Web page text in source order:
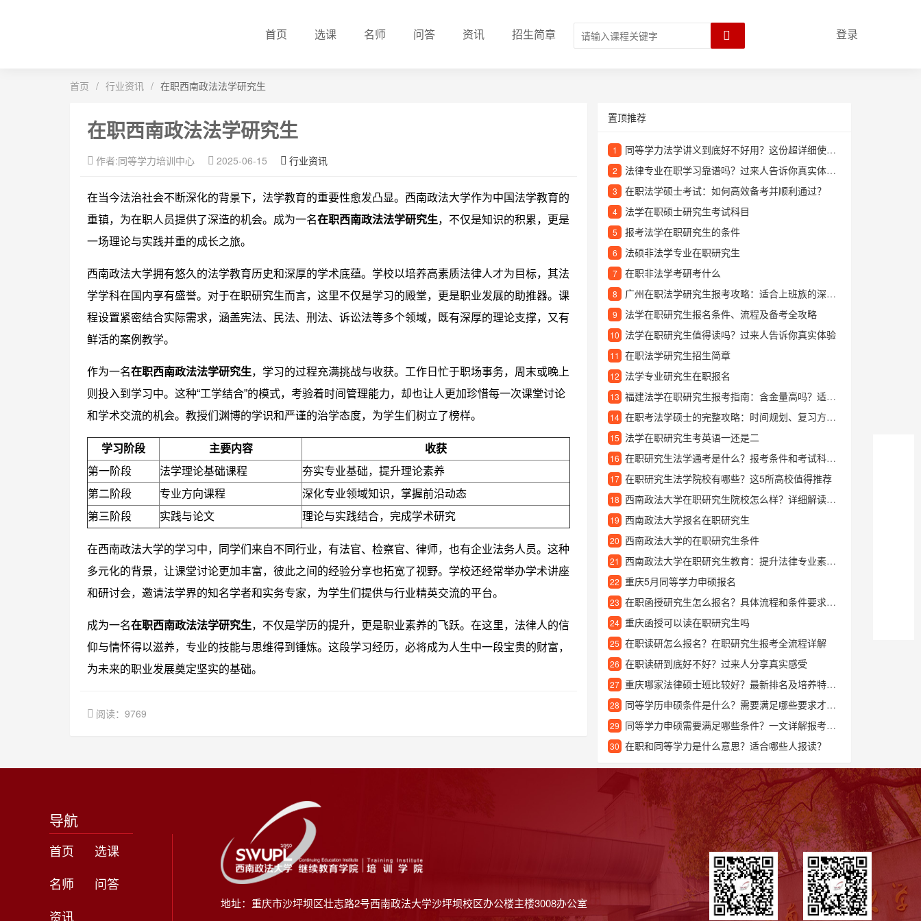
首页 选课 名师 问答 资讯 招生简章 登录
首页 / 行业资讯 / 在职西南政法法学研究生
在职西南政法法学研究生
作者:同等学力培训中心 2025-06-15 行业资讯
在当今法治社会不断深化的背景下，法学教育的重要性愈发凸显。西南政法大学作为中国法学教育的
重镇，为在职人员提供了深造的机会。成为一名在职西南政法法学研究生，不仅是知识的积累，更是
一场理论与实践并重的成长之旅。
西南政法大学拥有悠久的法学教育历史和深厚的学术底蕴。学校以培养高素质法律人才为目标，其法
学学科在国内享有盛誉。对于在职研究生而言，这里不仅是学习的殿堂，更是职业发展的助推器。课
程设置紧密结合实际需求，涵盖宪法、民法、刑法、诉讼法等多个领域，既有深厚的理论支撑，又有
鲜活的案例教学。
作为一名在职西南政法法学研究生，学习的过程充满挑战与收获。工作日忙于职场事务，周末或晚上
则投入到学习中。这种“工学结合”的模式，考验着时间管理能力，却也让人更加珍惜每一次课堂讨论
和学术交流的机会。教授们渊博的学识和严谨的治学态度，为学生们树立了榜样。
学习阶段 主要内容
收获
第一阶段
法学理论基础课程
夯实专业基础，提升理论素养
第二阶段
专业方向课程
深化专业领域知识，掌握前沿动态
第三阶段
实践与论文 理论与实践结合，完成学术研究
在西南政法大学的学习中，同学们来自不同行业，有法官、检察官、律师，也有企业法务人员。这种
多元化的背景，让课堂讨论更加丰富，彼此之间的经验分享也拓宽了视野。学校还经常举办学术讲座
和研讨会，邀请法学界的知名学者和实务专家，为学生们提供与行业精英交流的平台。
成为一名在职西南政法法学研究生，不仅是学历的提升，更是职业素养的飞跃。在这里，法律人的信
仰与情怀得以滋养，专业的技能与思维得到锤炼。这段学习经历，必将成为人生中一段宝贵的财富，
为未来的职业发展奠定坚实的基础。
阅读：9769
置顶推荐
1 同等学力法学讲义到底好不好用？这份超详细使用指南告诉你答案
2 法律专业在职学习靠谱吗？过来人告诉你真实体验和就业前景
3 在职法学硕士考试：如何高效备考并顺利通过？
4 法学在职硕士研究生考试科目
5 报考法学在职研究生的条件
6 法硕非法学专业在职研究生
7 在职非法学考研考什么
8 广州在职法学研究生报考攻略：适合上班族的深造选择
9 法学在职研究生报名条件、流程及备考全攻略
10 法学在职研究生值得读吗？过来人告诉你真实体验
11 在职法学研究生招生简章
12 法学专业研究生在职报名
13 福建法学在职研究生报考指南：含金量高吗？适合哪些人读？
14 在职考法学硕士的完整攻略：时间规划、复习方法与备考经验分享
15 法学在职研究生考英语一还是二
16 在职研究生法学通考是什么？报考条件和考试科目有哪些？
17 在职研究生法学院校有哪些？这5所高校值得推荐
18 西南政法大学在职研究生院校怎么样？详细解读招生政策与专业优势
19 西南政法大学报名在职研究生
20 西南政法大学的在职研究生条件
21 西南政法大学在职研究生教育：提升法律专业素养的优质选择
22 重庆5月同等学力申硕报名
23 在职函授研究生怎么报名？具体流程和条件要求详解
24 重庆函授可以读在职研究生吗
25 在职读研怎么报名？在职研究生报考全流程详解
26 在职读研到底好不好？过来人分享真实感受
27 重庆哪家法律硕士班比较好？最新排名及培养特色解析
28 同等学历申硕条件是什么？需要满足哪些要求才能报考？
29 同等学力申硕需要满足哪些条件？一文详解报考资格要求
30 在职和同等学力是什么意思？适合哪些人报读？
导航
首页
选课
名师
问答
资讯
地址：重庆市沙坪坝区壮志路2号西南政法大学沙坪坝校区办公楼主楼3008办公室